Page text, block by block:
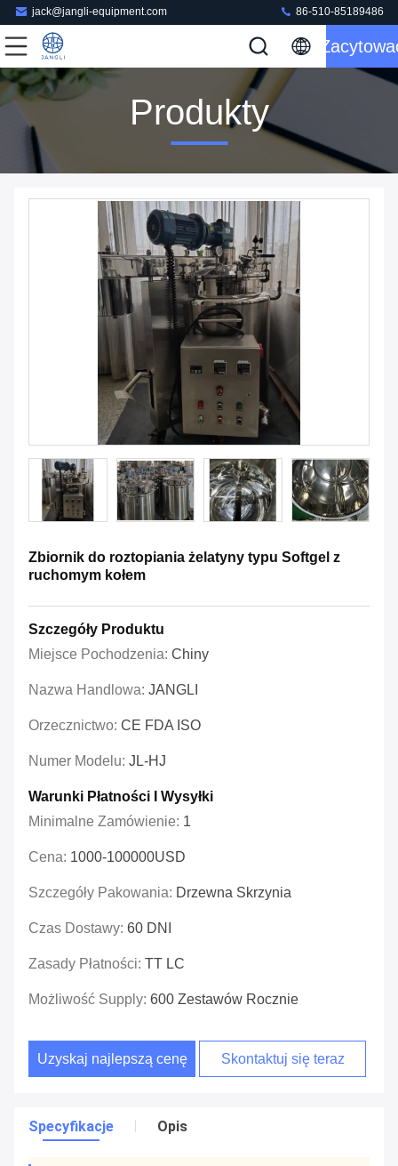
jack@jangli-equipment.com 86-510-85189486
Produkty
Zbiornik do roztopiania żelatyny typu Softgel z
ruchomym kołem
Szczegóły Produktu
Miejsce Pochodzenia: Chiny
Nazwa Handlowa: JANGLI
Orzecznictwo: CE FDA ISO
Numer Modelu: JL-HJ
Warunki Płatności I Wysyłki
Minimalne Zamówienie: 1
Cena: 1000-100000USD
Szczegóły Pakowania: Drzewna Skrzynia
Czas Dostawy: 60 DNI
Zasady Płatności: TT LC
Możliwość Supply: 600 Zestawów Rocznie
Uzyskaj najlepszą cenę Skontaktuj się teraz
Specyfikacje Opis